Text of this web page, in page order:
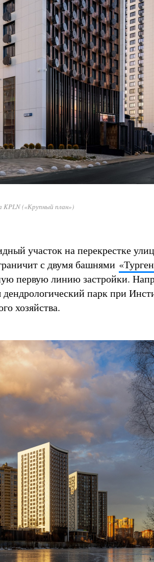
(«Крупный план»)
участок на перекрестке
с двумя башнями
первую линию застройки.
дендрологический парк при
хозяйства.